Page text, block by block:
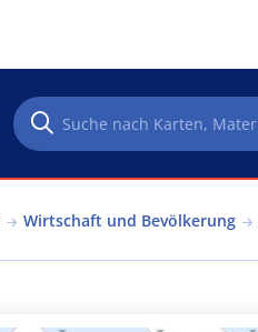
Wirtschaft und Bevölkerung